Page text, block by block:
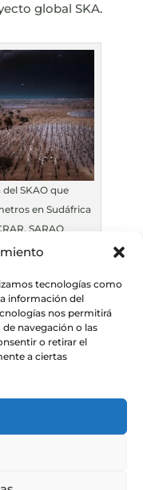
tecnologías como
información del
nos permitirá
navegación o las
o retirar el
a ciertas
global SKA.
SKAO que
en Sudáfrica
SARAO